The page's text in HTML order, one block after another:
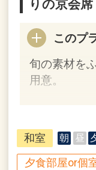
りの京会席
このプ
旬の素材を
用意。
【記念日応
●ご夕食時
※ご予約時に
和室 朝 昼
夕食部屋or個